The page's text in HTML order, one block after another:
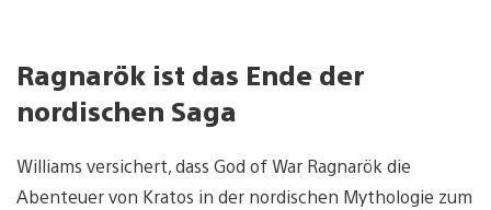
Ragnarök ist das Ende der
nordischen Saga
Williams versichert, dass God of War Ragnarök die
Abenteuer von Kratos in der nordischen Mythologie zum